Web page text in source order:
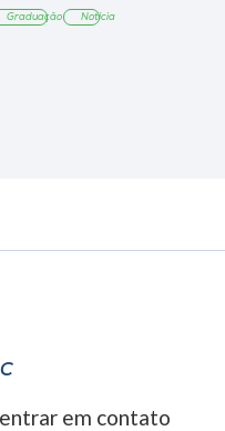
Graduação Notícia
em contato